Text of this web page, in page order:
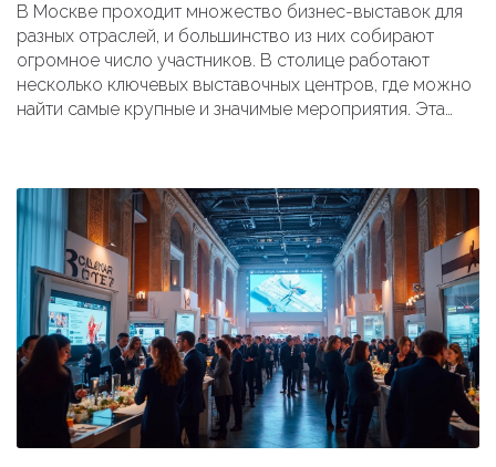
В Москве проходит множество бизнес-выставок для
разных отраслей, и большинство из них собирают
огромное число участников. В столице работают
несколько ключевых выставочных центров, где можно
найти самые крупные и значимые мероприятия. Эта
по подготовке к визиту. Практические подсказки и
интересные факты сделают посещение выставки
проще и эффективнее.